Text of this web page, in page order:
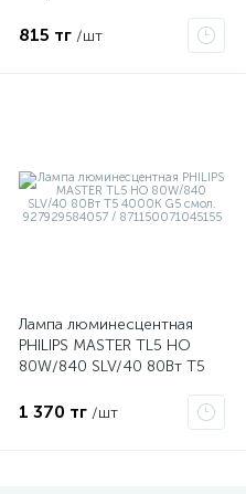
LKsmSPC25wE2742eco
815 тг /шт
Лампа люминесцентная
PHILIPS MASTER TL5 HO
80W/840 SLV/40 80Вт T5
927929584057 /
1 370 тг /шт